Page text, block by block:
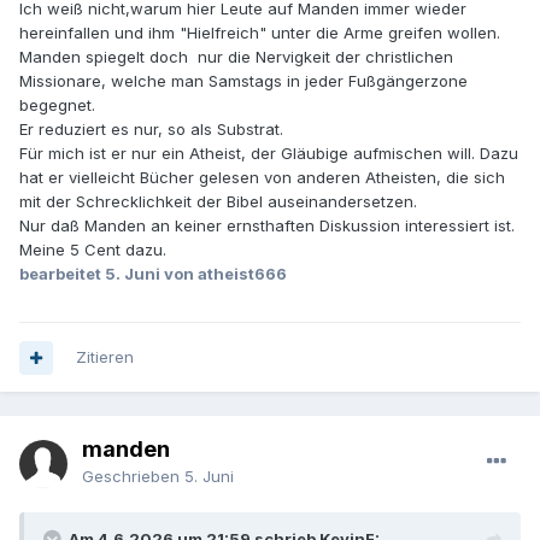
Ich weiß nicht,warum hier Leute auf Manden immer wieder
hereinfallen und ihm "Hielfreich" unter die Arme greifen wollen.
Manden spiegelt doch nur die Nervigkeit der christlichen
Missionare, welche man Samstags in jeder Fußgängerzone
begegnet.
Er reduziert es nur, so als Substrat.
Für mich ist er nur ein Atheist, der Gläubige aufmischen will. Dazu
hat er vielleicht Bücher gelesen von anderen Atheisten, die sich
mit der Schrecklichkeit der Bibel auseinandersetzen.
Nur daß Manden an keiner ernsthaften Diskussion interessiert ist.
Meine 5 Cent dazu.
bearbeitet 5. Juni von atheist666
Zitieren
manden
Geschrieben 5. Juni